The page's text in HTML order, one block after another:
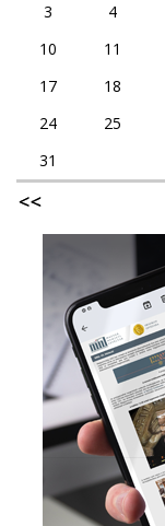
3
4
10
11
17
18
24
25
31